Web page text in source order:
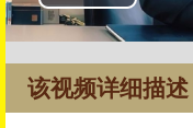
该视频详细描述